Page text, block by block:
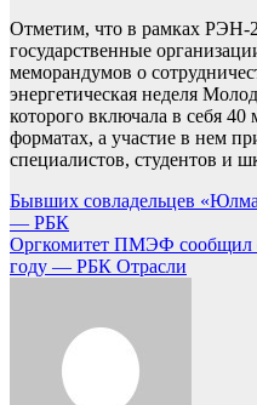
Отметим, что в рамках РЭН-
государственные
меморандумов о
энергетическая неделя
которого включала в себя
форматах, а участие в нем
специалистов, студентов и
Навигация
по
записям
Бывших совладельцев
— РБК
Оргкомитет ПМЭФ сообщил
году — РБК Отрасли